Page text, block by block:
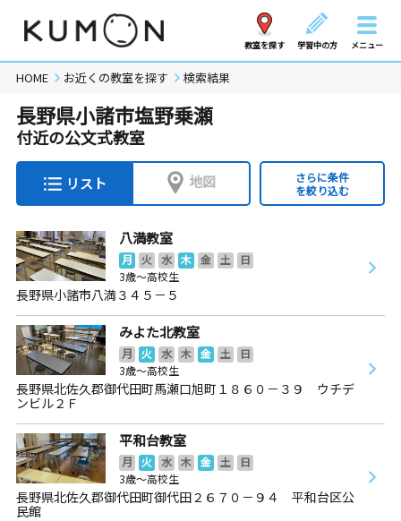
教室を探す 学習中の方 メニュー
HOME お近くの教室を探す 検索結果
長野県小諸市塩野乗瀬
付近の公文式教室
リスト 地図
さらに条件
を絞り込む
八満教室
月 火 水 木 金 土
日
3歳～高校生
長野県小諸市八満３４５－５
みよた北教室
月 火 水 木 金 土
日
3歳～高校生
長野県北佐久郡御代田町馬瀬口旭町１８６０－３９ ウチデ
ンビル２Ｆ
平和台教室
月 火 水 木 金 土
日
3歳～高校生
長野県北佐久郡御代田町御代田２６７０－９４ 平和台区公
民館